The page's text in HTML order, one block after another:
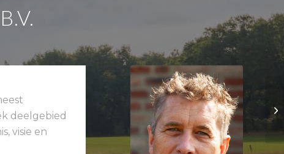
deelgebied
visie en